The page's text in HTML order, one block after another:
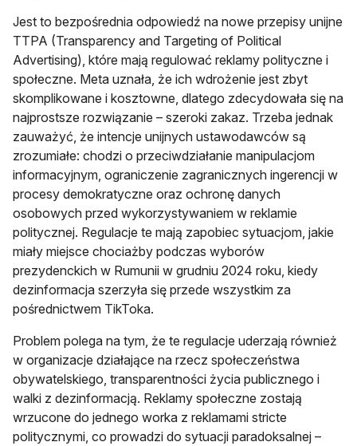
Jest to bezpośrednia odpowiedź na nowe przepisy unijne
TTPA (Transparency and Targeting of Political
Advertising), które mają regulować reklamy polityczne i
społeczne. Meta uznała, że ich wdrożenie jest zbyt
skomplikowane i kosztowne, dlatego zdecydowała się na
najprostsze rozwiązanie – szeroki zakaz. Trzeba jednak
zauważyć, że intencje unijnych ustawodawców są
zrozumiałe: chodzi o przeciwdziałanie manipulacjom
informacyjnym, ograniczenie zagranicznych ingerencji w
procesy demokratyczne oraz ochronę danych
osobowych przed wykorzystywaniem w reklamie
politycznej. Regulacje te mają zapobiec sytuacjom, jakie
miały miejsce chociażby podczas wyborów
prezydenckich w Rumunii w grudniu 2024 roku, kiedy
dezinformacja szerzyła się przede wszystkim za
pośrednictwem TikToka.
Problem polega na tym, że te regulacje uderzają również
w organizacje działające na rzecz społeczeństwa
obywatelskiego, transparentności życia publicznego i
walki z dezinformacją. Reklamy społeczne zostają
wrzucone do jednego worka z reklamami stricte
politycznymi, co prowadzi do sytuacji paradoksalnej –